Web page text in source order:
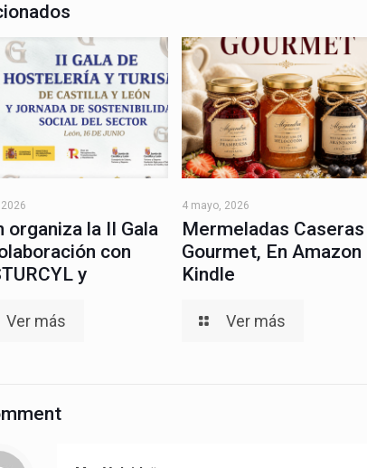
organiza la II Gala
con
y
Ver más
4 mayo, 2026
Mermeladas Caseras
Gourmet, En Amazon
Kindle
Ver más